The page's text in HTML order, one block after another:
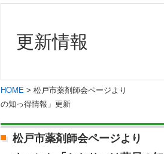
更新情報
HOME > 松戸市薬剤師会ペ
の知っ得情報」更新
松戸市薬剤